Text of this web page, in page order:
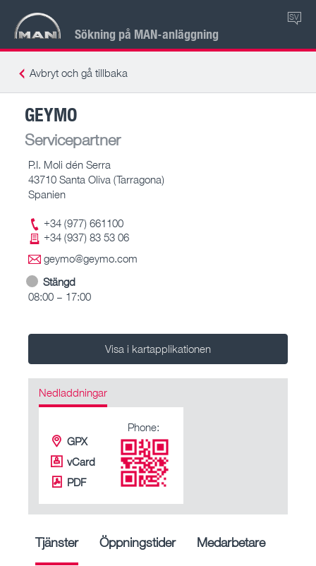
Sökning på MAN-anläggning
SV
Avbryt och gå tillbaka
GEYMO
Servicepartner
P.I. Moli dén Serra
43710 Santa Oliva (Tarragona)
Spanien
+34 (977) 661100
+34 (937) 83 53 06
geymo@geymo.com
Stängd
08:00 – 17:00
Visa i kartapplikationen
Nedladdningar
GPX
vCard
PDF
Phone:
Tjänster Öppningstider Medarbetare